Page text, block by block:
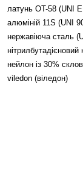
латунь OT-58 (UNI
алюміній 11S (UNI
нержавіюча сталь
нейлон із 30%
viledon (віледон)